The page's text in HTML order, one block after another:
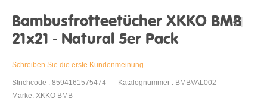
Bambusfrotteetücher XKKO BMB
21x21 - Natural 5er Pack
Schreiben Sie die erste Kundenmeinung
Strichcode : 8594161575474
Katalognummer : BMBVAL002
Marke: XKKO BMB